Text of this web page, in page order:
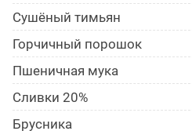
Сушёный тимьян
Горчичный порошок
Пшеничная мука
Сливки 20%
Брусника